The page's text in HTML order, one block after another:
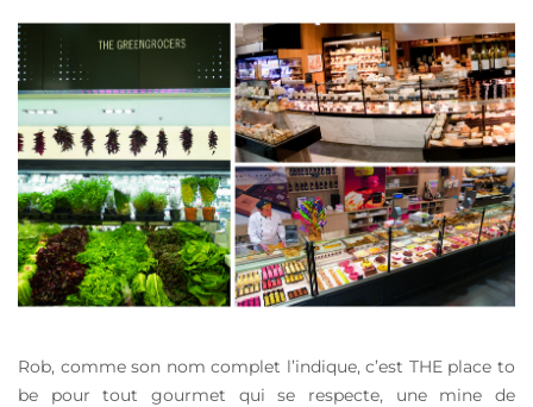
Rob, comme son nom complet l’indique, c’est THE place to
be pour tout gourmet qui se respecte, une mine de